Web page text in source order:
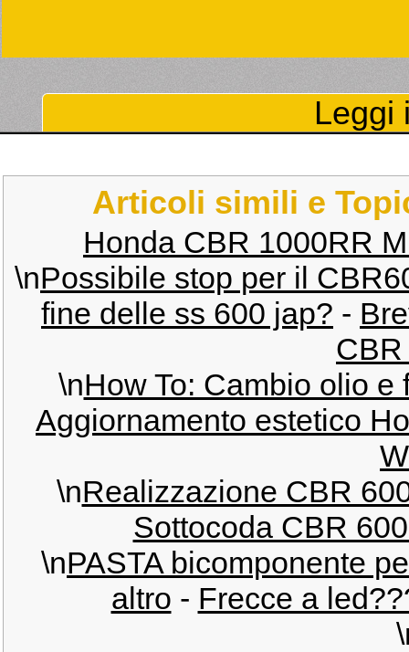
Leggi
Articoli simili e
Honda CBR 1000RR
\nPossibile stop per il
fine delle ss 600 jap? -
\nHow To: Cambio olio
Aggiornamento estetico
\nRealizzazione CBR
Sottocoda CBR
\nPASTA bicomponente
altro - Frecce a